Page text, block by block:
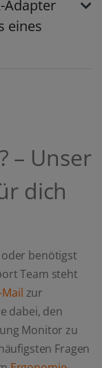
Adapter
eines
– Unser
dich
benötigst
Team steht
Mail zur
dabei, den
Monitor zu
Fragen